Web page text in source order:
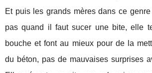
Et puis les grands mères dans ce
pas quand il faut sucer une bite, elle
bouche et font au mieux pour de la
du béton, pas de mauvaises surprises